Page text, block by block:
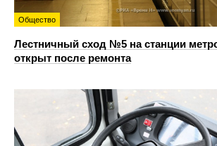
Общество
Лестничный сход №5 на станции
открыт после ремонта